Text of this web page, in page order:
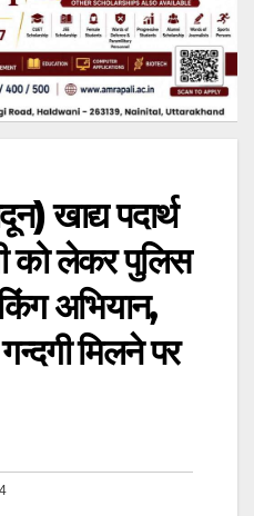
खाद्य पदार्थ
को लेकर पुलिस
अभियान,
मिलने पर